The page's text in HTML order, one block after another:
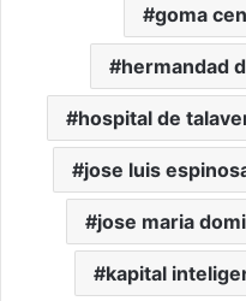
goma
hermandad
hospital de
jose luis
jose maria
kapital